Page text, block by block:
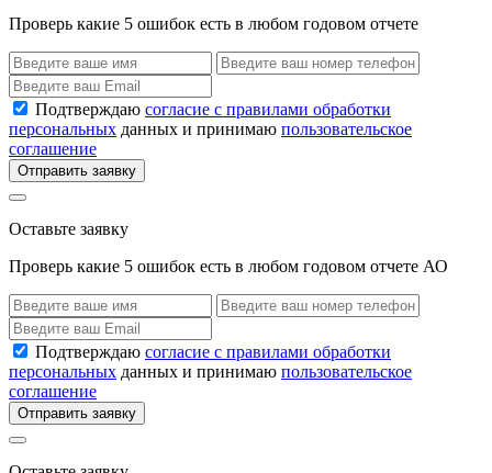
Проверь какие 5 ошибок есть в любом годовом отчете
Подтверждаю согласие с правилами обработки
персональных данных и принимаю пользовательское
соглашение
Отправить заявку
Оставьте заявку
Проверь какие 5 ошибок есть в любом годовом отчете АО
Подтверждаю согласие с правилами обработки
персональных данных и принимаю пользовательское
соглашение
Отправить заявку